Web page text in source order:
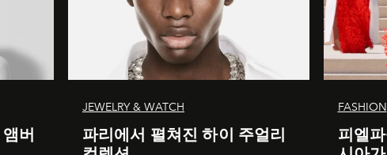
버
JEWELRY & WATCH
파리에서 펼쳐진 하이 주얼리
FASHION
피엘